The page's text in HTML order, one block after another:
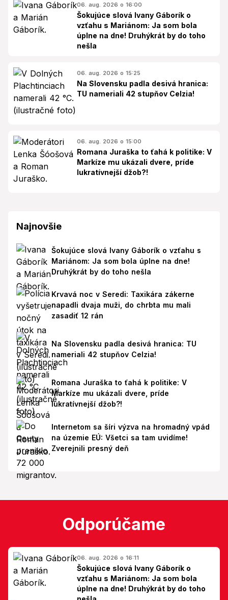
06. aug. 2026 o 16:00
Šokujúce slová Ivany Gáborík o
vzťahu s Mariánom: Ja som bola
úplne na dne! Druhýkrát by do toho
nešla
06. aug. 2026 o 15:25
Na Slovensku padla desivá hranica:
TU nameriali 42 stupňov Celzia!
06. aug. 2026 o 15:00
Romana Juraška to ťahá k politike: V
Markíze mu ukázali dvere, príde
lukratívnejší džob?!
Najnovšie
Šokujúce slová Ivany Gáborík o vzťahu s
Mariánom: Ja som bola úplne na dne!
Druhýkrát by do toho nešla
Krvavá noc v Seredi: Taxikára zákerne
napadli dvaja muži, do chrbta mu mali
zasadiť 12 rán
Na Slovensku padla desivá hranica: TU
nameriali 42 stupňov Celzia!
Romana Juraška to ťahá k politike: V
Markíze mu ukázali dvere, príde
lukratívnejší džob?!
Internetom sa šíri výzva na hromadný vpád
na územie EÚ: Všetci sa tam uvidíme!
Zverejnili presný deň
Odporúčame
06. aug. 2026 o 16:11
Šokujúce slová Ivany Gáborík o
vzťahu s Mariánom: Ja som bola
úplne na dne! Druhýkrát by do toho